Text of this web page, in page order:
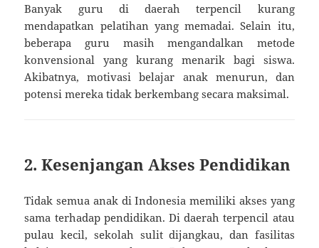
Banyak guru di daerah terpencil kurang
mendapatkan pelatihan yang memadai. Selain itu,
beberapa guru masih mengandalkan metode
konvensional yang kurang menarik bagi siswa.
Akibatnya, motivasi belajar anak menurun, dan
potensi mereka tidak berkembang secara maksimal.
2. Kesenjangan Akses Pendidikan
Tidak semua anak di Indonesia memiliki akses yang
sama terhadap pendidikan. Di daerah terpencil atau
pulau kecil, sekolah sulit dijangkau, dan fasilitas